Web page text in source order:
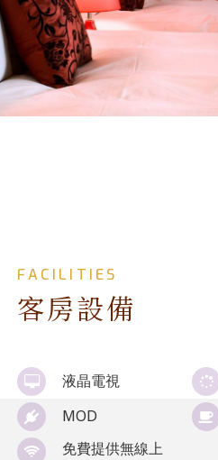
FACILITIES
客房設備
液晶電視
MOD
免費提供無線上